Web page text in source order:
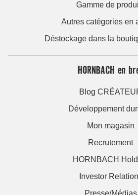
Gamme de
Autres catégories en
Déstockage dans la
HORNBACH en
Blog
Développement
Mon magasin
Recrutement
HORNBACH
Investor